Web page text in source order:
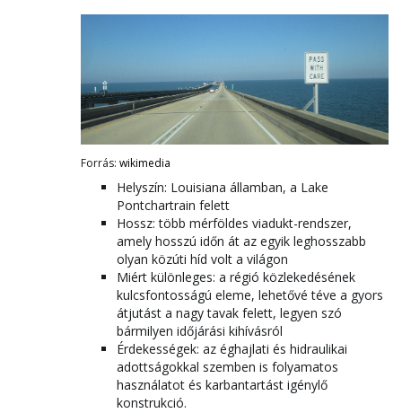
Forrás: wikimedia
Helyszín: Louisiana államban, a Lake
Pontchartrain felett
Hossz: több mérföldes viadukt-rendszer,
amely hosszú időn át az egyik leghosszabb
olyan közúti híd volt a világon
Miért különleges: a régió közlekedésének
kulcsfontosságú eleme, lehetővé téve a gyors
átjutást a nagy tavak felett, legyen szó
bármilyen időjárási kihívásról
Érdekességek: az éghajlati és hidraulikai
adottságokkal szemben is folyamatos
használatot és karbantartást igénylő
konstrukció.